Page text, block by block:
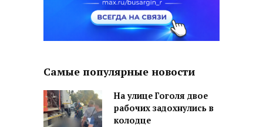
Самые популярные новости
На улице Гоголя двое
рабочих задохнулись в
колодце